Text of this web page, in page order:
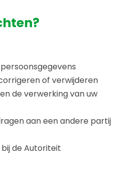
of verwijderen
de verwerking van uw
aan een andere partij
de Autoriteit